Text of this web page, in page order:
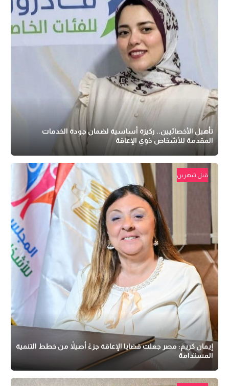
تأهيل الأخصائيين.. ركيزة أساسية لضمان جودة الخدمات
المقدمة للأشخاص ذوي الإعاقة
قبل شهرين
إيمان كريم: مصر جعلت قضايا الإعاقة جزءً أصيلاً من خطط التنمية
المستدامة